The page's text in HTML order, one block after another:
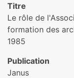
Titre
Le rôle de
formation des
1985
Publication
Janus